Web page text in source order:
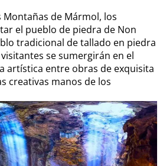
Montañas de Mármol, los
el pueblo de piedra de Non
tradicional de tallado en piedra
se sumergirán en el
artística entre obras de exquisita
creativas manos de los